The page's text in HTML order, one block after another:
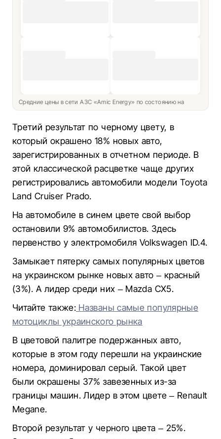
Средние цены в сети АЗС «Amic Energy» по состоянию на
Третий результат по черному цвету, в
который окрашено 18% новых авто,
зарегистрированных в отчетном периоде. В
этой классической расцветке чаще других
регистрировались автомобили модели Toyota
Land Cruiser Prado.
На автомобиле в синем цвете свой выбор
остановили 9% автомобилистов. Здесь
первенство у электромобиля Volkswagen ID.4.
Замыкает пятерку самых популярных цветов
на украинском рынке новых авто – красный
(3%). А лидер среди них – Mazda CX5.
Читайте также: Названы самые популярные
мотоциклы украинского рынка
В цветовой палитре подержанных авто,
которые в этом году перешли на украинские
номера, доминировал серый. Такой цвет
были окрашены 37% завезенных из-за
границы машин. Лидер в этом цвете – Renault
Megane.
Второй результат у черного цвета – 25%.